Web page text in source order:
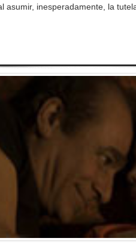
asumir, inesperadamente, la